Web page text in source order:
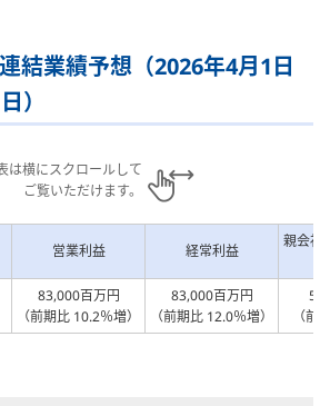
結業績予想（2026年4月1日
）
は横にスクロールして
ご覧いただけます。
営業利益 経常利益
親会社
83,000百万円
（前期比 10.2％増）
83,000百万円
（前期比 12.0％増）
（前